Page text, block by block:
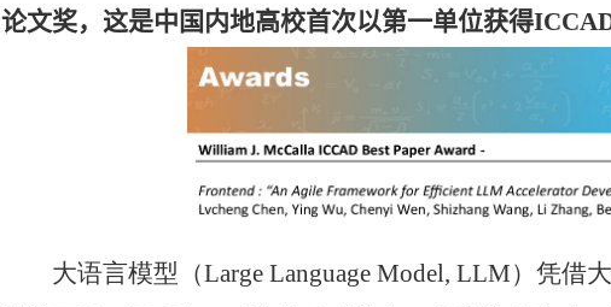
论文奖，这是中国内地高校首次以第一单位获得
大语言模型（Large Language Model, LLM）凭借